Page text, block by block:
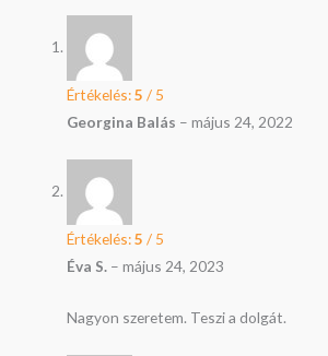
Értékelés:5 / 5
Georgina Balás – május 24, 2022
Értékelés:5 / 5
Éva S. – május 24, 2023
Nagyon szeretem. Teszi a dolgát.